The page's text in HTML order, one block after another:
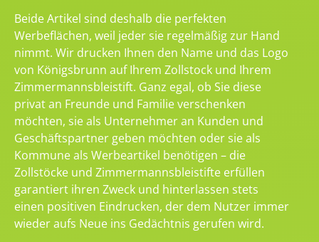
Beide Artikel sind deshalb die perfekten
Werbeflächen, weil jeder sie regelmäßig zur Hand
nimmt. Wir drucken Ihnen den Name und das Logo
von Königsbrunn auf Ihrem Zollstock und Ihrem
Zimmermannsbleistift. Ganz egal, ob Sie diese
privat an Freunde und Familie verschenken
möchten, sie als Unternehmer an Kunden und
Geschäftspartner geben möchten oder sie als
Kommune als Werbeartikel benötigen – die
Zollstöcke und Zimmermannsbleistifte erfüllen
garantiert ihren Zweck und hinterlassen stets
einen positiven Eindrucken, der dem Nutzer immer
wieder aufs Neue ins Gedächtnis gerufen wird.